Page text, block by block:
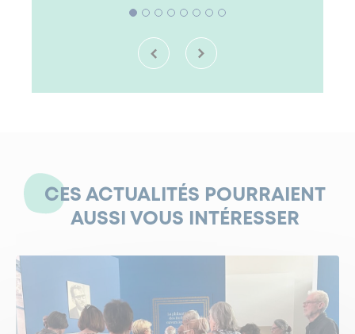
CES ACTUALITÉS POURRAIENT
AUSSI VOUS INTÉRESSER